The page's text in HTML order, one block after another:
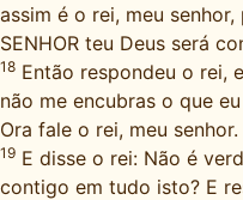
assim é o rei, meu
SENHOR teu Deus será
18 Então respondeu o rei,
não me encubras o que
Ora fale o rei, meu senhor.
19 E disse o rei: Não é
contigo em tudo isto? E